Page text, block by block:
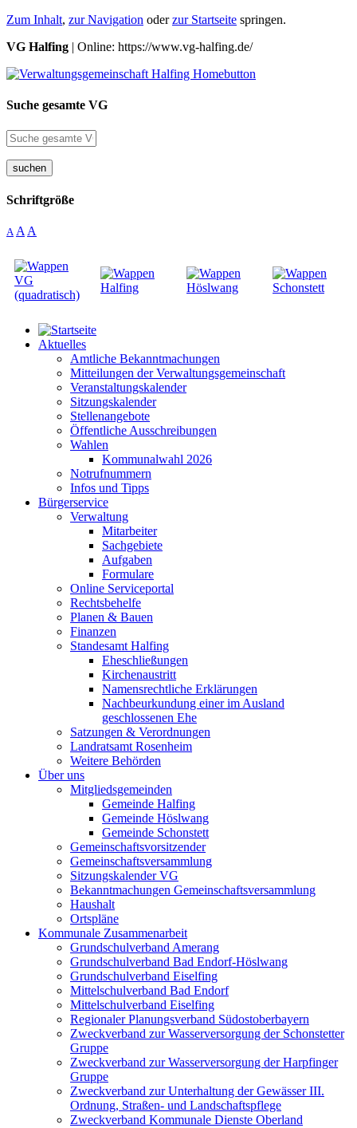
Zum Inhalt, zur Navigation oderzur Startseite springen.
VG Halfing | Online: https://www.vg-halfing.de/
Suche gesamte VG
suchen
Schriftgröße
A A A
Aktuelles
Amtliche Bekanntmachungen
Mitteilungen der Verwaltungsgemeinschaft
Veranstaltungskalender
Sitzungskalender
Stellenangebote
Öffentliche Ausschreibungen
Wahlen
Kommunalwahl 2026
Notrufnummern
Infos und Tipps
Bürgerservice
Verwaltung
Mitarbeiter
Sachgebiete
Aufgaben
Formulare
Online Serviceportal
Rechtsbehelfe
Planen & Bauen
Finanzen
Standesamt Halfing
Eheschließungen
Kirchenaustritt
Namensrechtliche Erklärungen
Nachbeurkundung einer im Ausland
geschlossenen Ehe
Satzungen & Verordnungen
Landratsamt Rosenheim
Weitere Behörden
Über uns
Mitgliedsgemeinden
Gemeinde Halfing
Gemeinde Höslwang
Gemeinde Schonstett
Gemeinschaftsvorsitzender
Gemeinschaftsversammlung
Sitzungskalender VG
Bekanntmachungen Gemeinschaftsversammlung
Haushalt
Ortspläne
Kommunale Zusammenarbeit
Grundschulverband Amerang
Grundschulverband Bad Endorf-Höslwang
Grundschulverband Eiselfing
Mittelschulverband Bad Endorf
Mittelschulverband Eiselfing
Regionaler Planungsverband Südostoberbayern
Zweckverband zur Wasserversorgung der Schonstetter
Gruppe
Zweckverband zur Wasserversorgung der Harpfinger
Gruppe
Zweckverband zur Unterhaltung der Gewässer III.
Ordnung, Straßen- und Landschaftspflege
Zweckverband Kommunale Dienste Oberland